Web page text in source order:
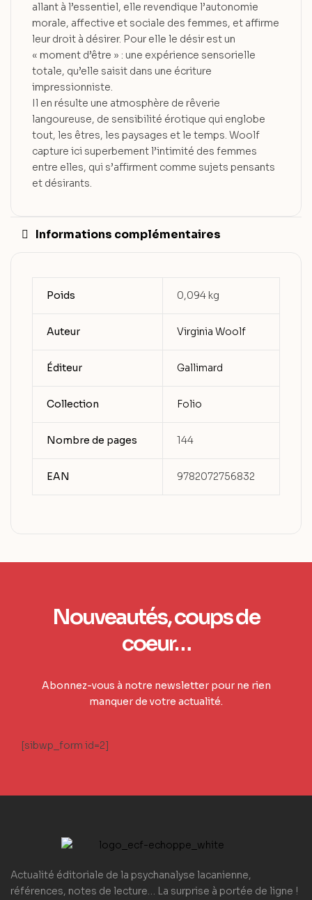
allant à l’essentiel, elle revendique l’autonomie
morale, affective et sociale des femmes, et affirme
leur droit à désirer. Pour elle le désir est un
« moment d’être » : une expérience sensorielle
totale, qu’elle saisit dans une écriture
impressionniste.
Il en résulte une atmosphère de rêverie
langoureuse, de sensibilité érotique qui englobe
tout, les êtres, les paysages et le temps. Woolf
capture ici superbement l’intimité des femmes
entre elles, qui s’affirment comme sujets pensants
et désirants.
Informations complémentaires
Poids 0,094 kg
Auteur Virginia Woolf
Éditeur Gallimard
Collection Folio
Nombre de pages 144
EAN 9782072756832
Nouveautés, coups de
coeur…
Abonnez-vous à notre newsletter pour ne rien
manquer de votre actualité.
[sibwp_form id=2]
Actualité éditoriale de la psychanalyse lacanienne,
références, notes de lecture… La surprise à portée de ligne !